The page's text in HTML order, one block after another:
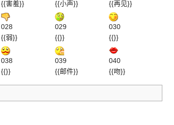
{{害羞}}
{{小声}}
{{再见}}
028
{{弱}}
029
{{}}
030
{{}}
038
{{}}
039
{{邮件}}
040
{{吻}}